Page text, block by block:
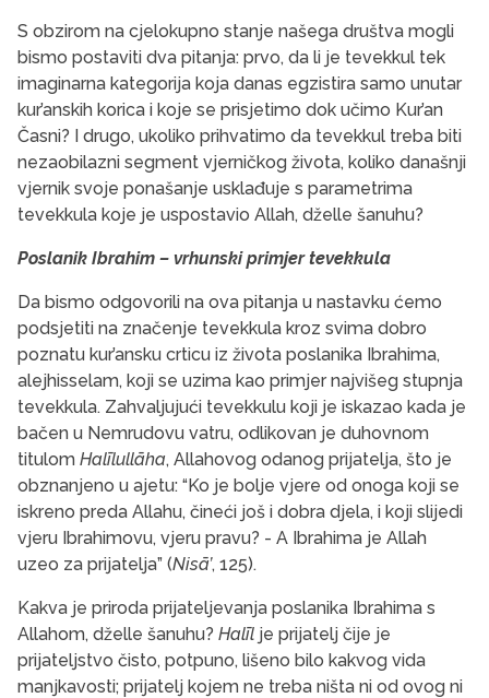
S obzirom na cjelokupno stanje našega društva mogli
bismo postaviti dva pitanja: prvo, da li je tevekkul tek
imaginarna kategorija koja danas egzistira samo unutar
kur’anskih korica i koje se prisjetimo dok učimo Kur’an
Časni? I drugo, ukoliko prihvatimo da tevekkul treba biti
nezaobilazni segment vjerničkog života, koliko današnji
vjernik svoje ponašanje usklađuje s parametrima
tevekkula koje je uspostavio Allah, dželle šanuhu?
Poslanik Ibrahim – vrhunski primjer tevekkula
Da bismo odgovorili na ova pitanja u nastavku ćemo
podsjetiti na značenje tevekkula kroz svima dobro
poznatu kur’ansku crticu iz života poslanika Ibrahima,
alejhisselam, koji se uzima kao primjer najvišeg stupnja
tevekkula. Zahvaljujući tevekkulu koji je iskazao kada je
bačen u Nemrudovu vatru, odlikovan je duhovnom
titulom Halīlullāha, Allahovog odanog prijatelja, što je
obznanjeno u ajetu: “Ko je bolje vjere od onoga koji se
iskreno preda Allahu, čineći još i dobra djela, i koji slijedi
vjeru Ibrahimovu, vjeru pravu? - A Ibrahima je Allah
uzeo za prijatelja” (Nisā’, 125).
Kakva je priroda prijateljevanja poslanika Ibrahima s
Allahom, dželle šanuhu? Halīl je prijatelj čije je
prijateljstvo čisto, potpuno, lišeno bilo kakvog vida
manjkavosti; prijatelj kojem ne treba ništa ni od ovog ni